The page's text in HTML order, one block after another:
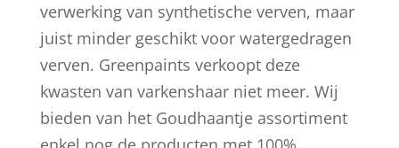
verwerking van synthetische verven, maar
juist minder geschikt voor watergedragen
verven. Greenpaints verkoopt deze
kwasten van varkenshaar niet meer. Wij
bieden van het Goudhaantje assortiment